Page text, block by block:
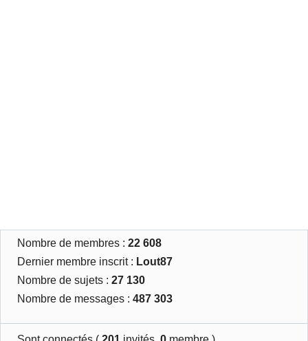
Nombre de membres :22 608
Dernier membre inscrit : Lout87
Nombre de sujets :27 130
Nombre de messages :487 303